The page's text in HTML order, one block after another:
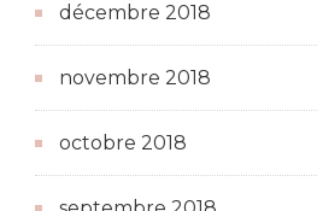
décembre 2018
novembre 2018
octobre 2018